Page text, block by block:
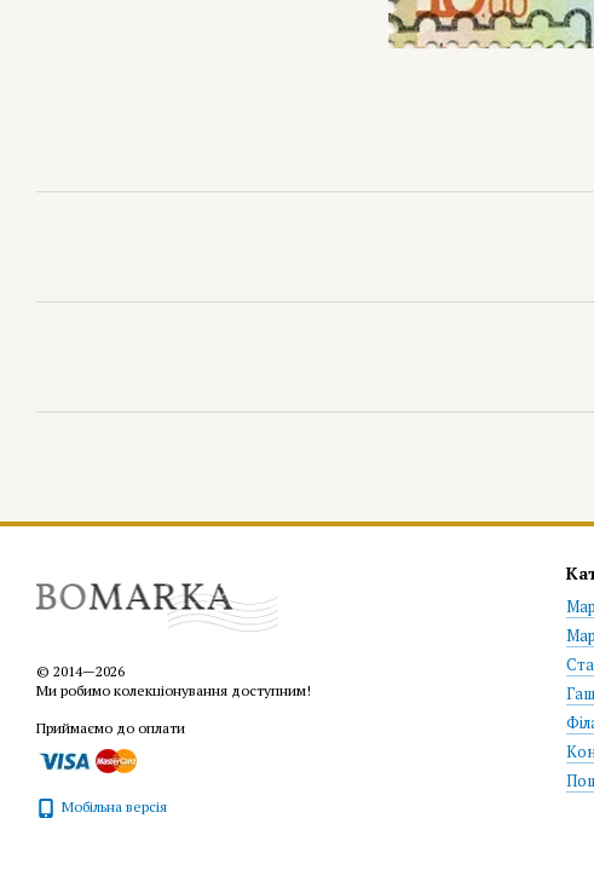
© 2014—2026
Ми робимо колекціонування доступним!
Приймаємо до оплати
Мобільна версія